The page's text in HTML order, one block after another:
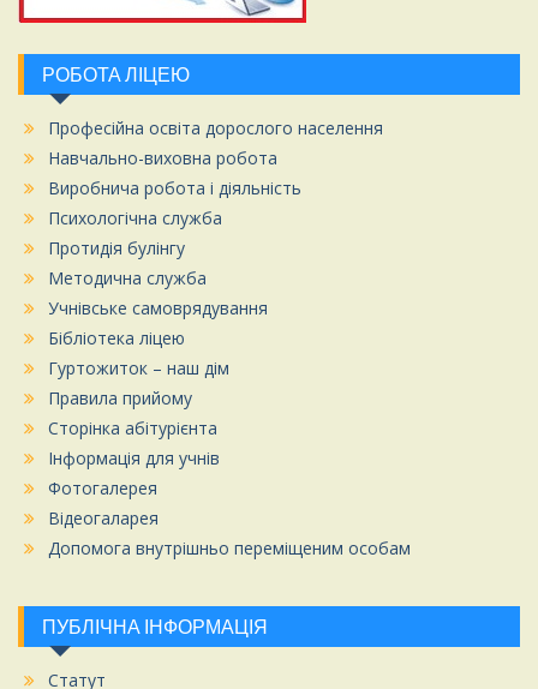
РОБОТА ЛІЦЕЮ
Професійна освіта дорослого населення
Навчально-виховна робота
Виробнича робота і діяльність
Психологічна служба
Протидія булінгу
Методична служба
Учнівське самоврядування
Бібліотека ліцею
Гуртожиток – наш дім
Правила прийому
Сторінка абітурієнта
Інформація для учнів
Фотогалерея
Відеогаларея
Допомога внутрішньо переміщеним особам
ПУБЛІЧНА ІНФОРМАЦІЯ
Статут